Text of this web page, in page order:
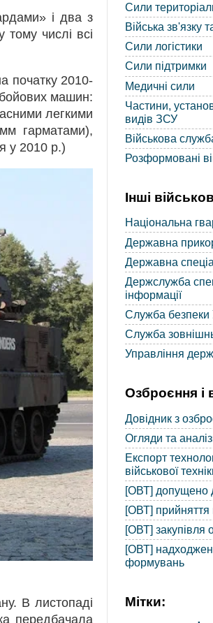
і два з
тому числі всі
початку 2010-
бойових машин:
легкими
гарматами),
у 2010 р.)
В листопаді
передбачала
Сили
Війська зв'язку
Сили логістики
Сили підтримки
Медичні сили
Частини,
видів ЗСУ
Військова
Розформовані
Інші
Національна
Державна
Державна
Держслужба
інформації
Служба безпеки
Служба
Управління
Озброєння і
Довідник з
Огляди та
Експорт
військової
[ОВТ] допущено
[ОВТ]
[ОВТ] закупівля
[ОВТ]
формувань
Мітки: